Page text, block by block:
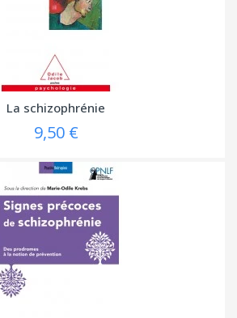
La schizophrénie
9,50 €